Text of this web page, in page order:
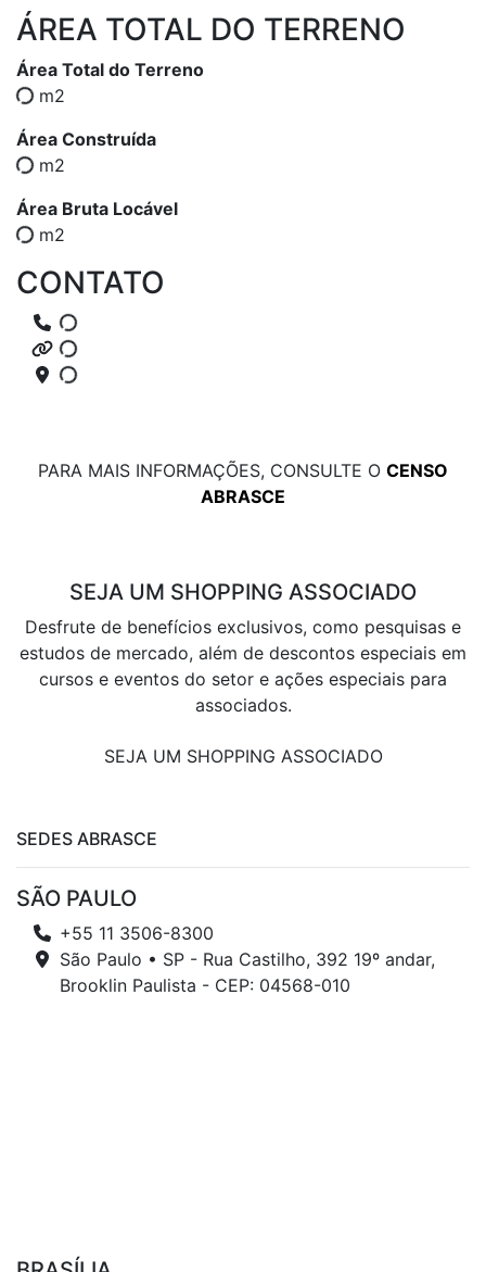
ÁREA TOTAL DO TERRENO
Área Total do Terreno
m2
Área Construída
m2
Área Bruta Locável
m2
CONTATO
PARA MAIS INFORMAÇÕES, CONSULTE O CENSO
ABRASCE
SEJA UM SHOPPING ASSOCIADO
Desfrute de benefícios exclusivos, como pesquisas e
estudos de mercado, além de descontos especiais em
cursos e eventos do setor e ações especiais para
associados.
SEJA UM SHOPPING ASSOCIADO
SEDES ABRASCE
SÃO PAULO
+55 11 3506-8300
São Paulo • SP - Rua Castilho, 392 19º andar,
Brooklin Paulista - CEP: 04568-010